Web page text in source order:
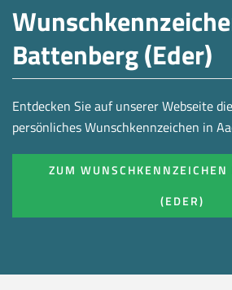
Battenberg (Eder)
Entdecken Sie auf unserer Webseite
persönliches Wunschkennzeichen in
ZUM WUNSCHKENNZEICHEN
(EDER)